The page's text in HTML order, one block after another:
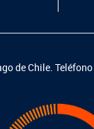
de Chile. Teléfono